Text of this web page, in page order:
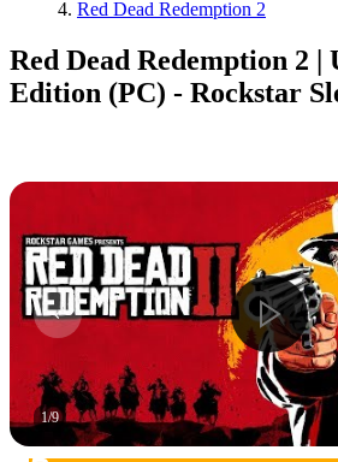
Red Dead Redemption 2
Red Dead Redemption 2 |
Edition (PC) - Rockstar
1/9